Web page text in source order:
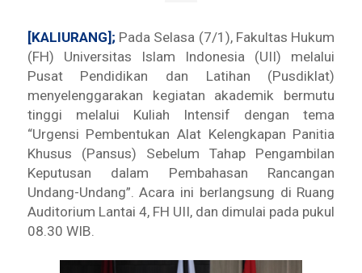
[KALIURANG]; Pada Selasa (7/1), Fakultas Hukum
(FH) Universitas Islam Indonesia (UII) melalui
Pusat Pendidikan dan Latihan (Pusdiklat)
menyelenggarakan kegiatan akademik bermutu
tinggi melalui Kuliah Intensif dengan tema
“Urgensi Pembentukan Alat Kelengkapan Panitia
Khusus (Pansus) Sebelum Tahap Pengambilan
Keputusan dalam Pembahasan Rancangan
Undang-Undang”. Acara ini berlangsung di Ruang
Auditorium Lantai 4, FH UII, dan dimulai pada pukul
08.30 WIB.